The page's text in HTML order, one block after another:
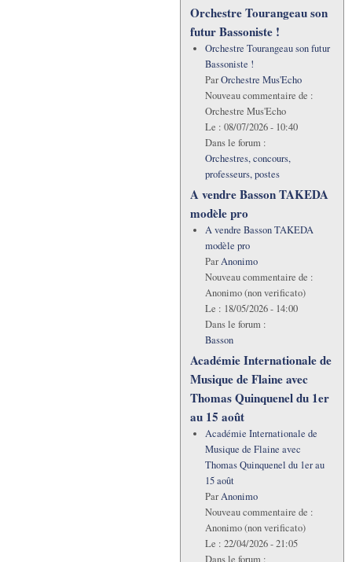
Orchestre Tourangeau son
futur Bassoniste !
Orchestre Tourangeau son futur
Bassoniste !
ParOrchestre Mus'Echo
Nouveau commentaire de :
Orchestre Mus'Echo
Le : 08/07/2026 - 10:40
Dans le forum :
Orchestres, concours,
professeurs, postes
A vendre Basson TAKEDA
modèle pro
A vendre Basson TAKEDA
modèle pro
ParAnonimo
Nouveau commentaire de :
Anonimo (non verificato)
Le : 18/05/2026 - 14:00
Dans le forum :
Basson
Académie Internationale de
Musique de Flaine avec
Thomas Quinquenel du 1er
au 15 août
Académie Internationale de
Musique de Flaine avec
Thomas Quinquenel du 1er au
15 août
ParAnonimo
Nouveau commentaire de :
Anonimo (non verificato)
Le : 22/04/2026 - 21:05
Dans le forum :